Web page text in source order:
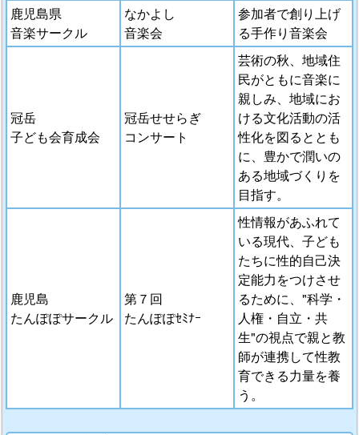
鹿児島県
音楽サークル
なかよし
音楽会
参加者で創り上げ
る手作り音楽会
冠岳
子ども会育成会
冠岳せせらぎ
コンサート
芸術の秋、地域住
民がともに音楽に
親しみ、地域にお
ける文化活動の活
性化を図るととも
に、豊かで潤いの
ある地域づくりを
目指す。
鹿児島
たんぽぽサークル
第７回
たんぽぽｾﾐﾅｰ
性情報があふれて
いる現代、子ども
たちに性的自己決
定能力をつけさせ
るために、"科学・
人権・自立・共
生"の視点で親と教
師が連携して性教
育できる力量を養
う。